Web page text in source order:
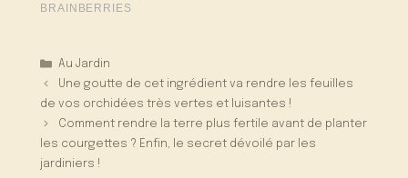
Catégories
Au Jardin
Une goutte de cet ingrédient va rendre les feuilles
de vos orchidées très vertes et luisantes !
Comment rendre la terre plus fertile avant de planter
les courgettes ? Enfin, le secret dévoilé par les
jardiniers !